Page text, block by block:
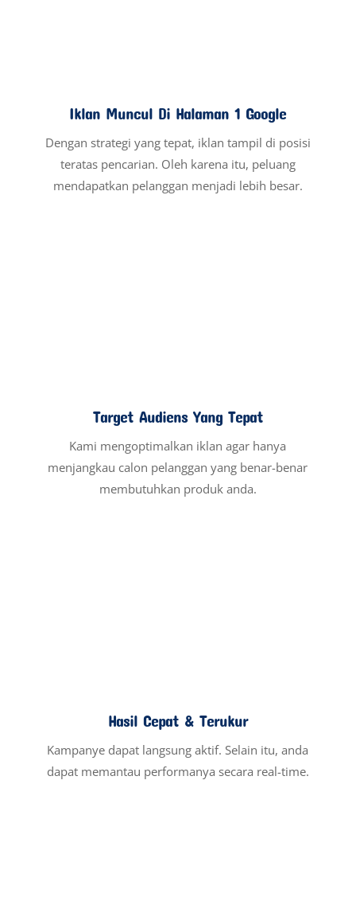
Anggaran Fleksibel & Efisien
Kami membantu anda mengatur budget secara
efisien tanpa pemborosan biaya.
Optimasi Berkelanjutan
Kami tidak hanya menjalankan iklan. Sebaliknya,
kami terus menganalisis dan mengoptimalkan
performanya.
Didukung Tim Ahli
Dengan pengalaman sejak 2019, kami fokus
meningkatkan konversi dan ROI bisnis anda.